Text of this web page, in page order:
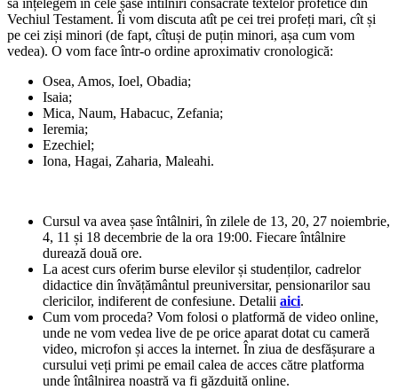
să înțelegem în cele șase întîlniri consacrate textelor profetice din
Vechiul Testament. Îi vom discuta atît pe cei trei profeți mari, cît și
pe cei ziși minori (de fapt, cîtuși de puțin minori, așa cum vom
vedea). O vom face într-o ordine aproximativ cronologică:
Osea, Amos, Ioel, Obadia;
Isaia;
Mica, Naum, Habacuc, Zefania;
Ieremia;
Ezechiel;
Iona, Hagai, Zaharia, Maleahi.
Cursul va avea șase întâlniri, în zilele de 13, 20, 27 noiembrie,
4, 11 și 18 decembrie de la ora 19:00. Fiecare întâlnire
durează două ore.
La acest curs oferim burse elevilor și studenților, cadrelor
didactice din învățământul preuniversitar, pensionarilor sau
clericilor, indiferent de confesiune. Detalii aici.
Cum vom proceda? Vom folosi o platformă de video online,
unde ne vom vedea live de pe orice aparat dotat cu cameră
video, microfon și acces la internet. În ziua de desfășurare a
cursului veți primi pe email calea de acces către platforma
unde întâlnirea noastră va fi găzduită online.